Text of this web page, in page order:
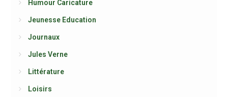
Humour Caricature
Jeunesse Education
Journaux
Jules Verne
Littérature
Loisirs